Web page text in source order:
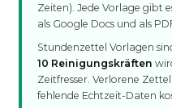
Zeiten). Jede Vorlage gibt
als Google Docs und als
Stundenzettel Vorlagen
10 Reinigungskräften
Zeitfresser. Verlorene
fehlende Echtzeit-Daten